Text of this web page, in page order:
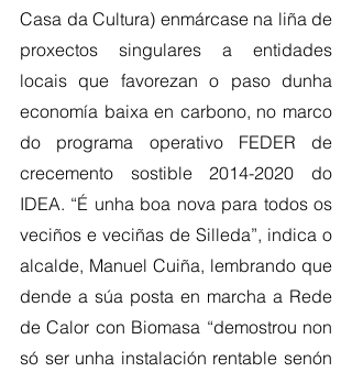
Casa da Cultura) enmárcase na liña de
proxectos singulares a entidades
locais que favorezan o paso dunha
economía baixa en carbono, no marco
do programa operativo FEDER de
crecemento sostible 2014-2020 do
IDEA. “É unha boa nova para todos os
veciños e veciñas de Silleda”, indica o
alcalde, Manuel Cuiña, lembrando que
dende a súa posta en marcha a Rede
de Calor con Biomasa “demostrou non
só ser unha instalación rentable senón